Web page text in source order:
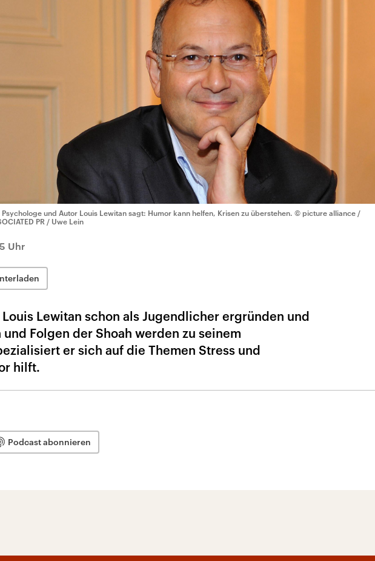
Psychologe und Autor Louis Lewitan sagt: Humor kann helfen, Krisen zu überstehen. © picture alliance /
PR / Uwe Lein
Uhr
Lewitan schon als Jugendlicher ergründen und
Folgen der Shoah werden zu seinem
er sich auf die Themen Stress und
hilft.
Podcast abonnieren